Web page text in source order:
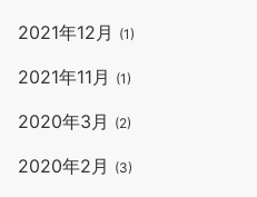
2021年12月 (1)
2021年11月 (1)
2020年3月 (2)
2020年2月 (3)